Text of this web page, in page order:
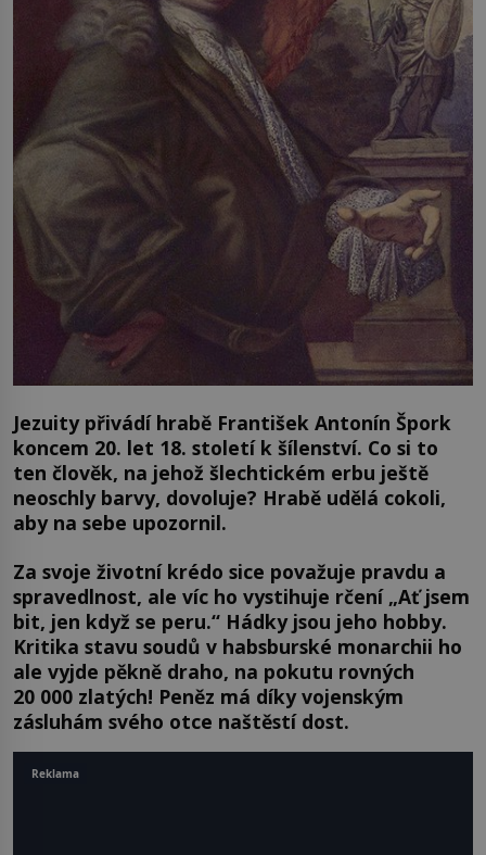
Jezuity přivádí hrabě František Antonín Špork
koncem 20. let 18. století k šílenství. Co si to
ten člověk, na jehož šlechtickém erbu ještě
neoschly barvy, dovoluje? Hrabě udělá cokoli,
aby na sebe upozornil.
Za svoje životní krédo sice považuje pravdu a
spravedlnost, ale víc ho vystihuje rčení „Ať jsem
bit, jen když se peru.“ Hádky jsou jeho hobby.
Kritika stavu soudů v habsburské monarchii ho
ale vyjde pěkně draho, na pokutu rovných
20 000 zlatých! Peněz má díky vojenským
zásluhám svého otce naštěstí dost.
Reklama